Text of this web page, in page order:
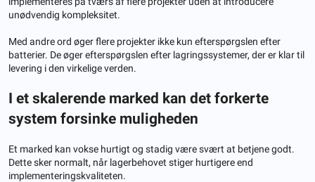
unødvendig kompleksitet.
Med andre ord øger flere projekter ikke kun efterspørgslen efter
batterier. De øger efterspørgslen efter lagringssystemer, der er klar til
levering i den virkelige verden.
I et skalerende marked kan det forkerte
system forsinke muligheden
Et marked kan vokse hurtigt og stadig være svært at betjene godt.
Dette sker normalt, når lagerbehovet stiger hurtigere end
implementeringskvaliteten.